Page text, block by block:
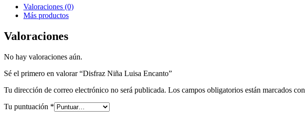
Valoraciones (0)
Más productos
Valoraciones
No hay valoraciones aún.
Sé el primero en valorar “Disfraz Niña Luisa Encanto”
Tu dirección de correo electrónico no será publicada. Los campos obligatorios están marcados con
Tu puntuación *